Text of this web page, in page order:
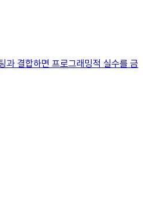
과 결합하면 프로그래밍적 실수를 금